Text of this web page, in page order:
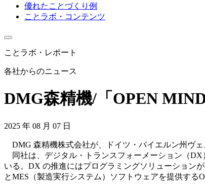
優れたことづくり例
ことラボ・コンテンツ
ことラボ・レポート
各社からのニュース
DMG森精機/「OPEN
2025 年 08 月 07 日
DMG 森精機株式会社が、ドイツ・バイエルン州ヴ
同社は、デジタル・トランスフォーメーション（
いる。DX の推進にはプログラミングソリューション
とMES（製造実行システム）ソフトウェアを提供する